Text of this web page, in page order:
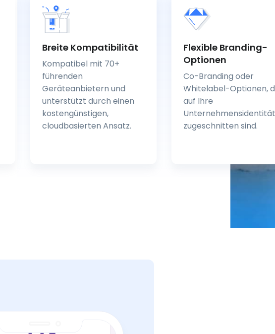
Breite Kompatibilität
Kompatibel mit 70+
führenden
Geräteanbietern und
unterstützt durch einen
kostengünstigen,
cloudbasierten Ansatz.
Flexible Branding-
Optionen
Co-Branding oder
Whitelabel-Optionen,
auf Ihre
Unternehmensidentität
zugeschnitten sind.